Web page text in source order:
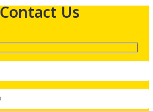
Contact Us